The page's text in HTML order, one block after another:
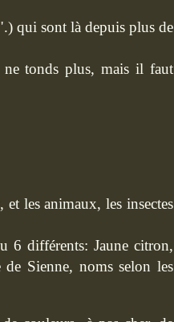
qui sont là depuis plus de
ne tonds plus, mais il faut
les animaux, les insectes
6 différents: Jaune citron,
Sienne, noms selon les